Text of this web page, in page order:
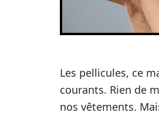
Les pellicules, ce
courants. Rien de
nos vêtements.